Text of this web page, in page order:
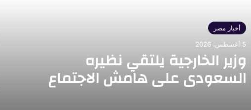
أخبار مصر
5 أغسطس، 2026
وزير الخارجية يلتقي نظيره
السعودي على هامش الاجتماع
الوزاري حول القدس في عمّان